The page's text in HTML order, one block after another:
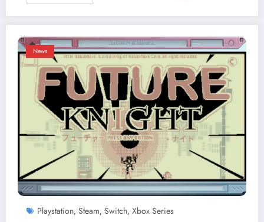
News
Playstation, Steam, Switch, Xbox Series